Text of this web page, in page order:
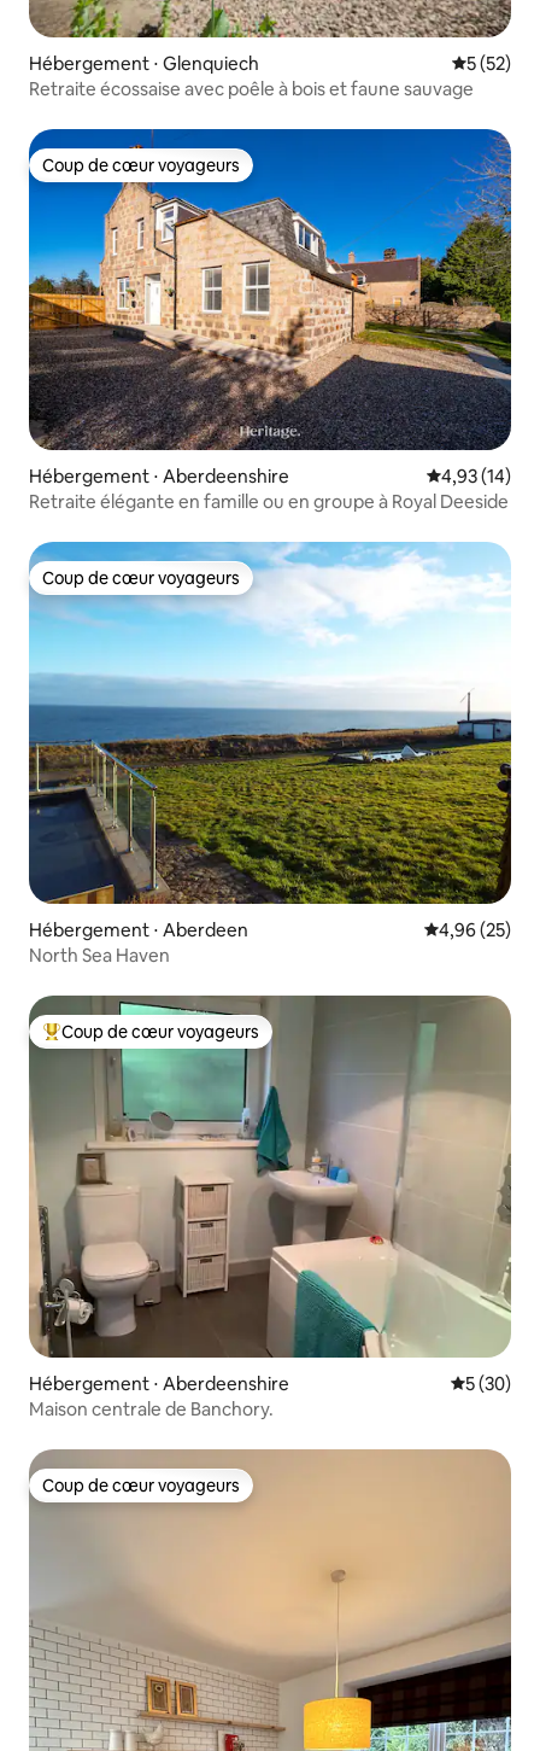
Hébergement ⋅ Glenquiech
5 (52)
Retraite écossaise avec poêle à bois et faune sauvage
Coup de cœur voyageurs
Coup de cœur voyageurs
Hébergement ⋅ Aberdeenshire Évaluation
4,93 (14)
Retraite élégante en famille ou en groupe à Royal Deeside
Coup de cœur voyageurs
Coup de cœur voyageurs
Hébergement ⋅ Aberdeen Évaluation
4,96 (25)
North Sea Haven
Coups de cœur voyageurs les plus appréciés
Coup de cœur voyageurs
Hébergement ⋅ Aberdeenshire
5 (30)
Maison centrale de Banchory.
Coup de cœur voyageurs
Coup de cœur voyageurs